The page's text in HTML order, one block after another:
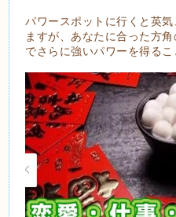
パワースポットに行くと英
ますが、あなたに合った方
でさらに強いパワーを得るこ